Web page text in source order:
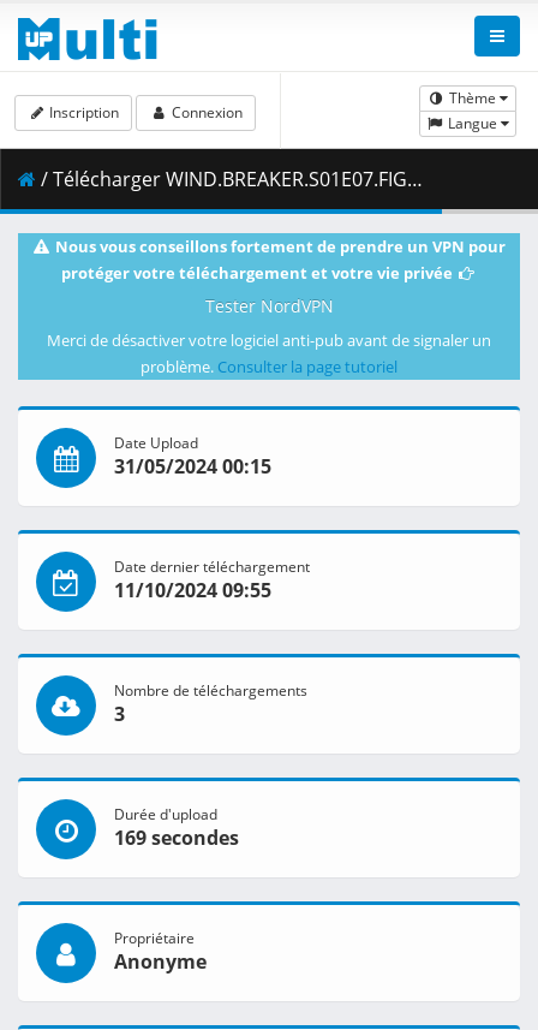
Thème
Langue
Inscription Connexion
/ Télécharger WIND.BREAKER.S01E07.FIGHT.TO.WIN.1080p.CR.WEB-DL.DUAL.AAC2.0.H.264.MSubs-ToonsHub.mkv.003 ( 470.90 MB )
Nous vous conseillons fortement de prendre un VPN pour
protéger votre téléchargement et votre vie privée
Tester NordVPN
Merci de désactiver votre logiciel anti-pub avant de signaler un
problème. Consulter la page tutoriel
Date Upload
31/05/2024 00:15
Date dernier téléchargement
11/10/2024 09:55
Nombre de téléchargements
3
Durée d'upload
169 secondes
Propriétaire
Anonyme